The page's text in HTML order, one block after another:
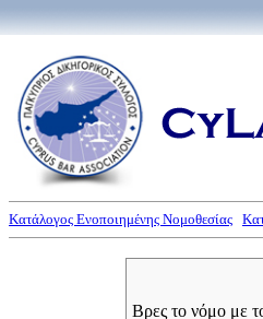
Κατάλογος Ενοποιημένης Νομοθεσίας
Βρες το νόμο με